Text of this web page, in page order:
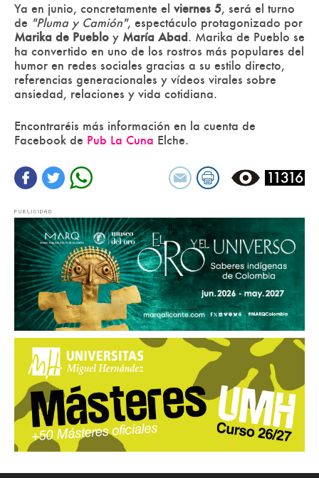
Ya en junio, concretamente el viernes 5, será el turno
de "Pluma y Camión", espectáculo protagonizado por
Marika de Pueblo y María Abad. Marika de Pueblo se
ha convertido en uno de los rostros más populares del
humor en redes sociales gracias a su estilo directo,
referencias generacionales y vídeos virales sobre
ansiedad, relaciones y vida cotidiana.
Encontraréis más información en la cuenta de
Facebook de Pub La Cuna Elche.
11316